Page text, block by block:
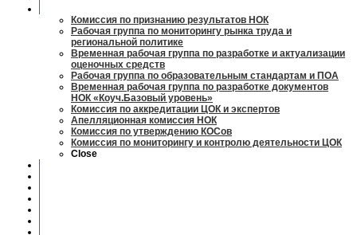
Комиссия по признанию результатов НОК
Рабочая группа по мониторингу рынка труда и
региональной политике
Временная рабочая группа по разработке и актуализации
оценочных средств
Рабочая группа по образовательным стандартам и ПОА
Временная рабочая группа по разработке документов
НОК «Коуч.Базовый уровень»
Комиссия по аккредитации ЦОК и экспертов
Апелляционная комиссия НОК
Комиссия по утверждению КОСов
Комиссия по мониторингу и контролю деятельности ЦОК
Close